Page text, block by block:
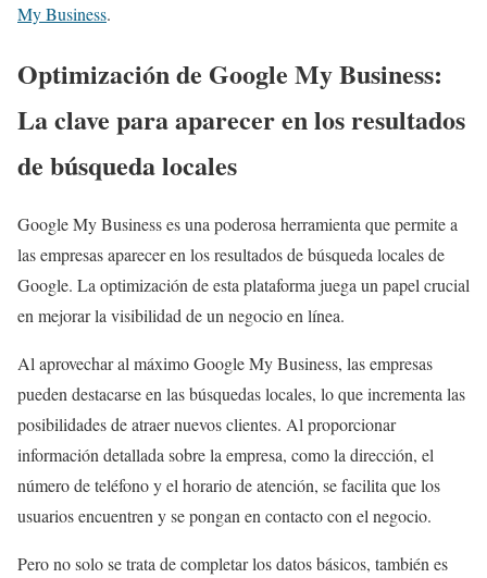
My Business.
Optimización de Google My Business:
La clave para aparecer en los resultados
de búsqueda locales
Google My Business es una poderosa herramienta que permite a
las empresas aparecer en los resultados de búsqueda locales de
Google. La optimización de esta plataforma juega un papel crucial
en mejorar la visibilidad de un negocio en línea.
Al aprovechar al máximo Google My Business, las empresas
pueden destacarse en las búsquedas locales, lo que incrementa las
posibilidades de atraer nuevos clientes. Al proporcionar
información detallada sobre la empresa, como la dirección, el
número de teléfono y el horario de atención, se facilita que los
usuarios encuentren y se pongan en contacto con el negocio.
Pero no solo se trata de completar los datos básicos, también es